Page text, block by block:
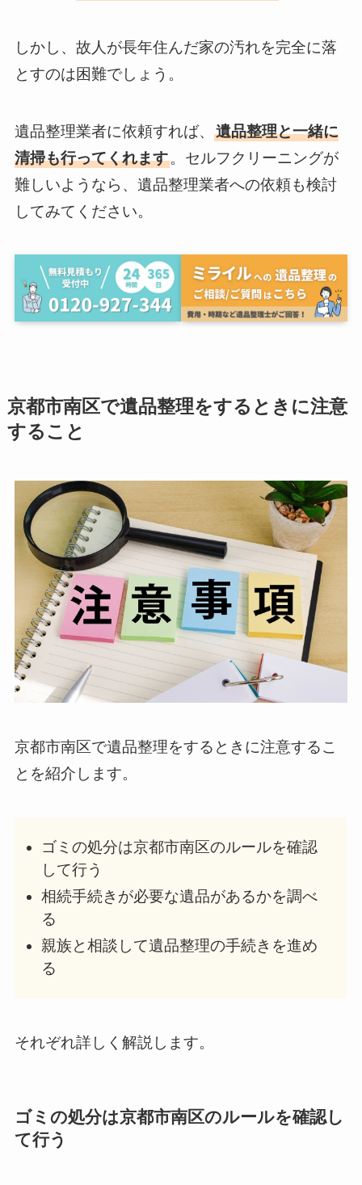
しかし、故人が長年住んだ家の汚れを完全に落
とすのは困難でしょう。
遺品整理業者に依頼すれば、 遺品整理と一緒に
清掃も行ってくれます。セルフクリーニングが
難しいようなら、遺品整理業者への依頼も検討
してみてください。
京都市南区で遺品整理をするときに注意
すること
京都市南区で遺品整理をするときに注意するこ
とを紹介します。
ゴミの処分は京都市南区のルールを確認
して行う
相続手続きが必要な遺品があるかを調べ
る
親族と相談して遺品整理の手続きを進め
る
それぞれ詳しく解説します。
ゴミの処分は京都市南区のルールを確認し
て行う